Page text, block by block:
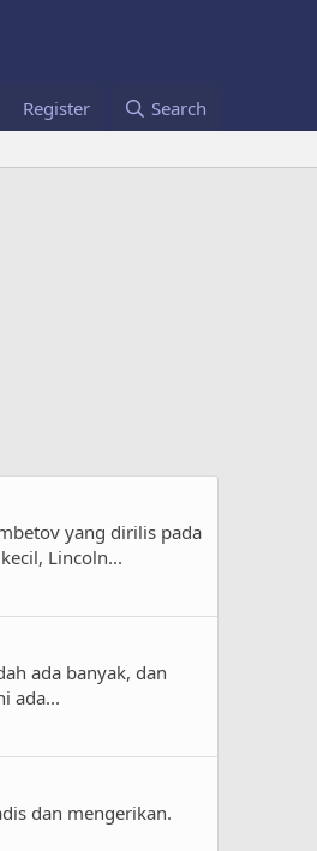
Register Search
yang dirilis pada
Lincoln...
ada banyak, dan
ada...
dan mengerikan.